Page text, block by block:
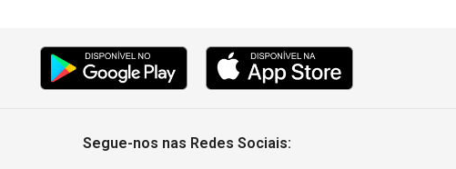
Segue-nos nas Redes Sociais: